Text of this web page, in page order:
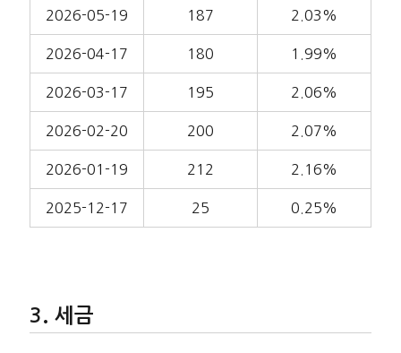
2026-05-19 187 2.03%
2026-04-17 180 1.99%
2026-03-17 195 2.06%
2026-02-20 200 2.07%
2026-01-19 212 2.16%
2025-12-17 25 0.25%
세금